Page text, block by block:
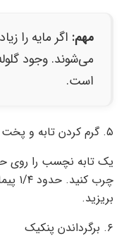
مهم: اگر مایه را
می‌شوند. وجود
است.
۵. گرم کردن تابه و پخت
یک تابه نچسب را روی
چرب
بریزید.
۶. برگرداندن پنکیک